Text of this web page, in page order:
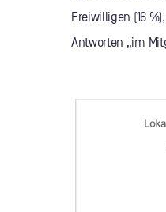
Freiwilligen (16
Antworten „im